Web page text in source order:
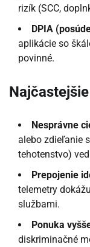
rizík (SCC,
DPIA
aplikácie so
povinné.
Nesprávne
alebo zdieľanie
tehotenstvo)
Prepojenie
telemetry
službami.
Ponuka
diskriminačné